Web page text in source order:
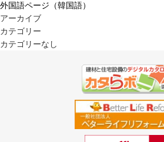
外国語ページ（韓国語）
アーカイブ
カテゴリー
カテゴリーなし